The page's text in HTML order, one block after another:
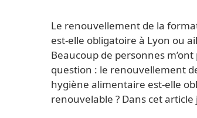
Le renouvellement de la
est-elle obligatoire à Lyon ou
Beaucoup de personnes m’ont
question : le renouvellement
hygiène alimentaire est-elle
renouvelable ? Dans cet article